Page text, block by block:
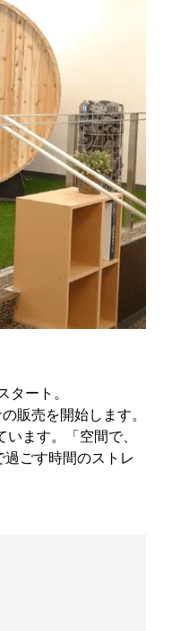
タート。
販売を開始します。
ます。「空間で、
ごす時間のストレ